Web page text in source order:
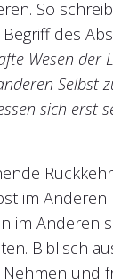
So
des
Wesen der
Selbst
sich erst
im Anderen
im Anderen
Biblisch
und